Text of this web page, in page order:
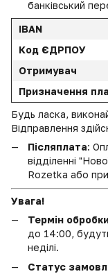
банківський
IBAN
Код ЄДРПОУ
Отримувач
Призначення
Будь ласка,
Відправлення
Післяплата:
відділенні
Rozetka або
Увага!
Термін
до 14:00,
неділі.
Статус